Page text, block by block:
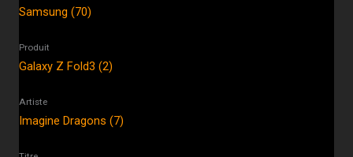
Samsung (70)
Produit
Galaxy Z Fold3 (2)
Artiste
Imagine Dragons (7)